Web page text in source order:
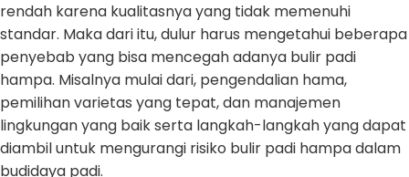
rendah karena kualitasnya yang tidak memenuhi
standar. Maka dari itu, dulur harus mengetahui beberapa
penyebab yang bisa mencegah adanya bulir padi
hampa. Misalnya mulai dari, pengendalian hama,
pemilihan varietas yang tepat, dan manajemen
lingkungan yang baik serta langkah-langkah yang dapat
diambil untuk mengurangi risiko bulir padi hampa dalam
budidaya padi.